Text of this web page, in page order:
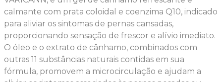
calmante com prata coloidal e coenzima Q10, indicado
para aliviar os sintomas de pernas cansadas,
proporcionando sensação de frescor e alívio imediato.
O óleo e o extrato de cânhamo, combinados com
outras 11 substâncias naturais contidas em sua
fórmula, promovem a microcirculação e ajudam a